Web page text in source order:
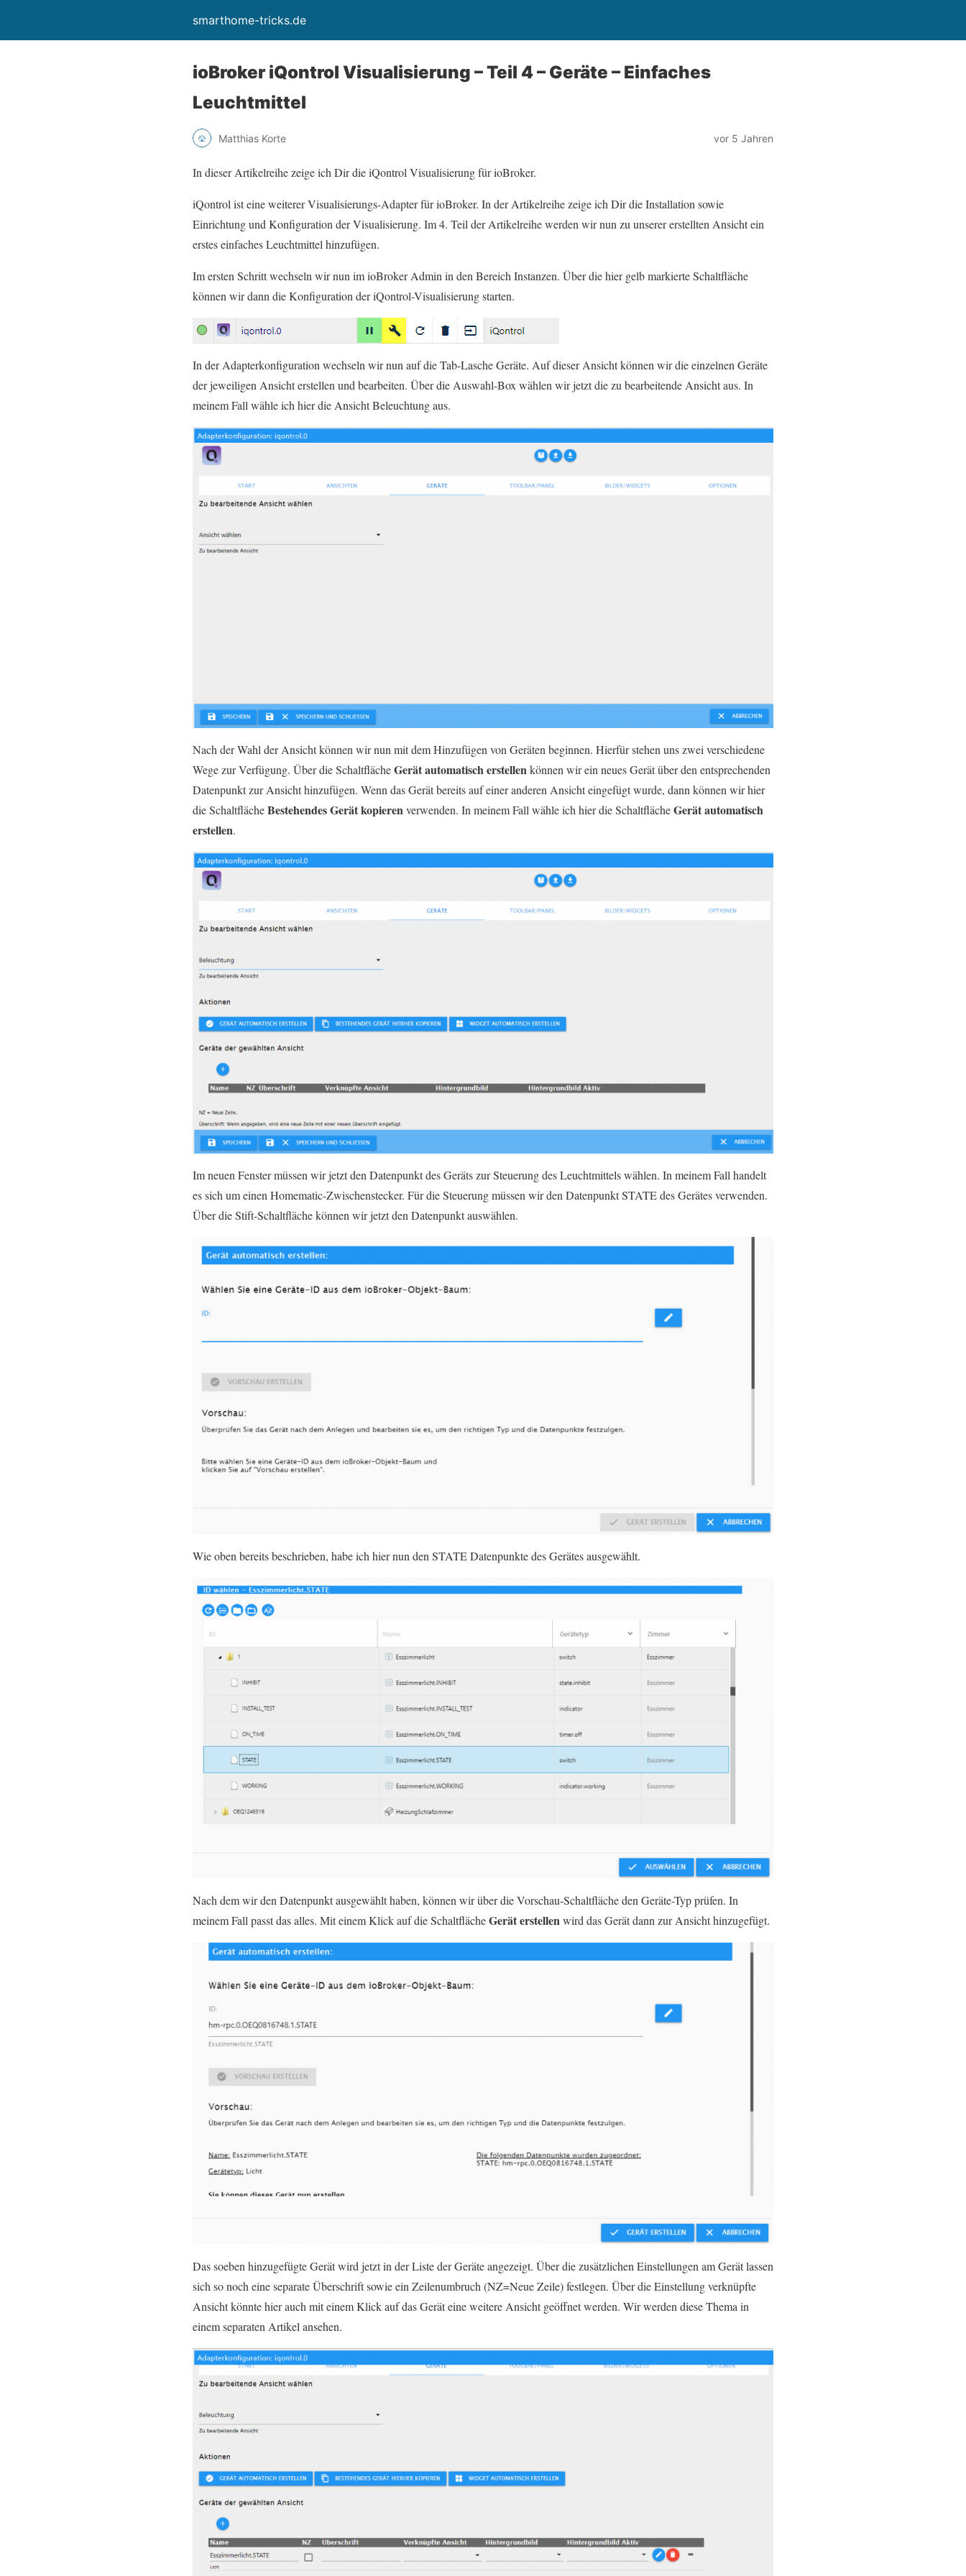
smarthome-tricks.de
ioBroker iQontrol Visualisierung – Teil 4 – Geräte – Einfaches
Leuchtmittel
Matthias Korte vor 5 Jahren
In dieser Artikelreihe zeige ich Dir die iQontrol Visualisierung für ioBroker.
iQontrol ist eine weiterer Visualisierungs-Adapter für ioBroker. In der Artikelreihe zeige ich Dir die Installation sowie
Einrichtung und Konfiguration der Visualisierung. Im 4. Teil der Artikelreihe werden wir nun zu unserer erstellten Ansicht ein
erstes einfaches Leuchtmittel hinzufügen.
Im ersten Schritt wechseln wir nun im ioBroker Admin in den Bereich Instanzen. Über die hier gelb markierte Schaltfläche
können wir dann die Konfiguration der iQontrol-Visualisierung starten.
In der Adapterkonfiguration wechseln wir nun auf die Tab-Lasche Geräte. Auf dieser Ansicht können wir die einzelnen Geräte
der jeweiligen Ansicht erstellen und bearbeiten. Über die Auswahl-Box wählen wir jetzt die zu bearbeitende Ansicht aus. In
meinem Fall wähle ich hier die Ansicht Beleuchtung aus.
Nach der Wahl der Ansicht können wir nun mit dem Hinzufügen von Geräten beginnen. Hierfür stehen uns zwei verschiedene
Wege zur Verfügung. Über die SchaltflächeGerät automatisch erstellenkönnen wir ein neues Gerät über den entsprechenden
Datenpunkt zur Ansicht hinzufügen. Wenn das Gerät bereits auf einer anderen Ansicht eingefügt wurde, dann können wir hier
die SchaltflächeBestehendes Gerät kopierenverwenden. In meinem Fall wähle ich hier die SchaltflächeGerät automatisch
erstellen.
Im neuen Fenster müssen wir jetzt den Datenpunkt des Geräts zur Steuerung des Leuchtmittels wählen. In meinem Fall handelt
es sich um einen Homematic-Zwischenstecker. Für die Steuerung müssen wir den Datenpunkt STATE des Gerätes verwenden.
Über die Stift-Schaltfläche können wir jetzt den Datenpunkt auswählen.
Wie oben bereits beschrieben, habe ich hier nun den STATE Datenpunkte des Gerätes ausgewählt.
Nach dem wir den Datenpunkt ausgewählt haben, können wir über die Vorschau-Schaltfläche den Geräte-Typ prüfen. In
meinem Fall passt das alles. Mit einem Klick auf die SchaltflächeGerät erstellenwird das Gerät dann zur Ansicht hinzugefügt.
Das soeben hinzugefügte Gerät wird jetzt in der Liste der Geräte angezeigt. Über die zusätzlichen Einstellungen am Gerät lassen
sich so noch eine separate Überschrift sowie ein Zeilenumbruch (NZ=Neue Zeile) festlegen. Über die Einstellung verknüpfte
Ansicht könnte hier auch mit einem Klick auf das Gerät eine weitere Ansicht geöffnet werden. Wir werden diese Thema in
einem separaten Artikel ansehen.